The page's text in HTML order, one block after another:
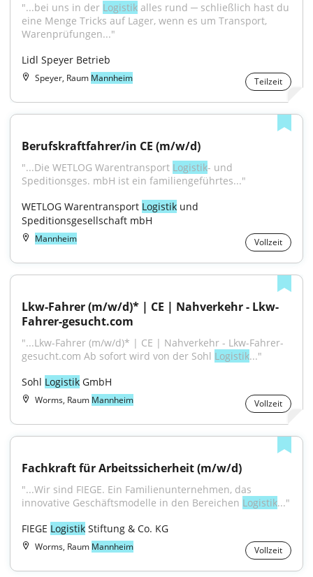
"...bei uns in der Logistik alles rund ─ schließlich hast du
eine Menge Tricks auf Lager, wenn es um Transport,
Warenprüfungen..."
Lidl Speyer Betrieb
Speyer, Raum Mannheim Teilzeit
Berufskraftfahrer/in CE (m/w/d)
"...Die WETLOG Warentransport Logistik- und
Speditionsges. mbH ist ein familiengeführtes..."
WETLOG Warentransport Logistik und
Speditionsgesellschaft mbH
Mannheim Vollzeit
Lkw-Fahrer (m/w/d)* | CE | Nahverkehr - Lkw-
Fahrer-gesucht.com
"...Lkw-Fahrer (m/w/d)* | CE | Nahverkehr - Lkw-Fahrer-
gesucht.com Ab sofort wird von der Sohl Logistik..."
Sohl Logistik GmbH
Worms, Raum Mannheim Vollzeit
Fachkraft für Arbeitssicherheit (m/w/d)
"...Wir sind FIEGE. Ein Familienunternehmen, das
innovative Geschäftsmodelle in den Bereichen Logistik..."
FIEGE Logistik Stiftung & Co. KG
Worms, Raum Mannheim Vollzeit